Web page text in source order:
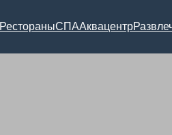
РестораныСПААквацентр